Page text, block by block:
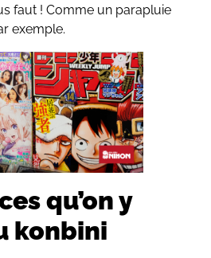
faut ! Comme un parapluie
exemple.
qu’on y
konbini